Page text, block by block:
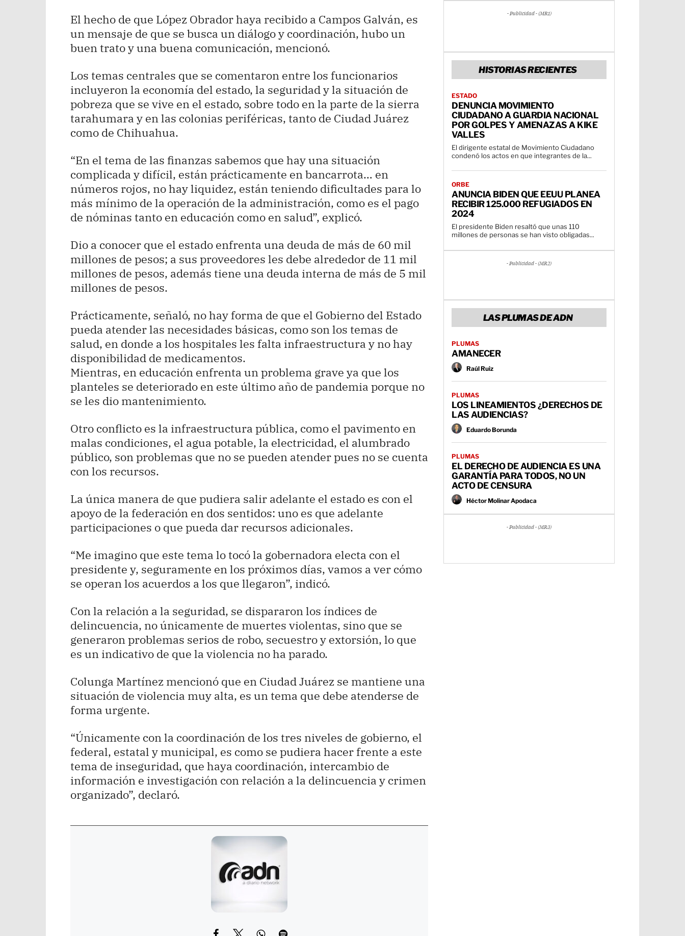
El hecho de que López Obrador haya recibido a Campos Galván, es
un mensaje de que se busca un diálogo y coordinación, hubo un
buen trato y una buena comunicación, mencionó.
Los temas centrales que se comentaron entre los funcionarios
incluyeron la economía del estado, la seguridad y la situación de
pobreza que se vive en el estado, sobre todo en la parte de la sierra
tarahumara y en las colonias periféricas, tanto de Ciudad Juárez
como de Chihuahua.
“En el tema de las finanzas sabemos que hay una situación
complicada y difícil, están prácticamente en bancarrota… en
números rojos, no hay liquidez, están teniendo dificultades para lo
más mínimo de la operación de la administración, como es el pago
de nóminas tanto en educación como en salud”, explicó.
Dio a conocer que el estado enfrenta una deuda de más de 60 mil
millones de pesos; a sus proveedores les debe alrededor de 11 mil
millones de pesos, además tiene una deuda interna de más de 5 mil
millones de pesos.
Prácticamente, señaló, no hay forma de que el Gobierno del Estado
pueda atender las necesidades básicas, como son los temas de
salud, en donde a los hospitales les falta infraestructura y no hay
disponibilidad de medicamentos.
Mientras, en educación enfrenta un problema grave ya que los
planteles se deteriorado en este último año de pandemia porque no
se les dio mantenimiento.
Otro conflicto es la infraestructura pública, como el pavimento en
malas condiciones, el agua potable, la electricidad, el alumbrado
público, son problemas que no se pueden atender pues no se cuenta
con los recursos.
La única manera de que pudiera salir adelante el estado es con el
apoyo de la federación en dos sentidos: uno es que adelante
participaciones o que pueda dar recursos adicionales.
“Me imagino que este tema lo tocó la gobernadora electa con el
presidente y, seguramente en los próximos días, vamos a ver cómo
se operan los acuerdos a los que llegaron”, indicó.
Con la relación a la seguridad, se dispararon los índices de
delincuencia, no únicamente de muertes violentas, sino que se
generaron problemas serios de robo, secuestro y extorsión, lo que
es un indicativo de que la violencia no ha parado.
Colunga Martínez mencionó que en Ciudad Juárez se mantiene una
situación de violencia muy alta, es un tema que debe atenderse de
forma urgente.
“Únicamente con la coordinación de los tres niveles de gobierno, el
federal, estatal y municipal, es como se pudiera hacer frente a este
tema de inseguridad, que haya coordinación, intercambio de
información e investigación con relación a la delincuencia y crimen
organizado”, declaró.
- Publicidad - (MR1)
HISTORIAS RECIENTES
ESTADO
DENUNCIA MOVIMIENTO
CIUDADANO A GUARDIA NACIONAL
POR GOLPES Y AMENAZAS A KIKE
VALLES
El dirigente estatal de Movimiento Ciudadano
condenó los actos en que integrantes de la...
ORBE
ANUNCIA BIDEN QUE EEUU PLANEA
RECIBIR 125.000 REFUGIADOS EN
2024
El presidente Biden resaltó que unas 110
millones de personas se han visto obligadas...
- Publicidad - (MR2)
LAS PLUMAS DE ADN
PLUMAS
AMANECER
Raúl Ruiz
PLUMAS
LOS LINEAMIENTOS ¿DERECHOS DE
LAS AUDIENCIAS?
Eduardo Borunda
PLUMAS
EL DERECHO DE AUDIENCIA ES UNA
GARANTÍA PARA TODOS, NO UN
ACTO DE CENSURA
Héctor Molinar Apodaca
- Publicidad - (MR3)